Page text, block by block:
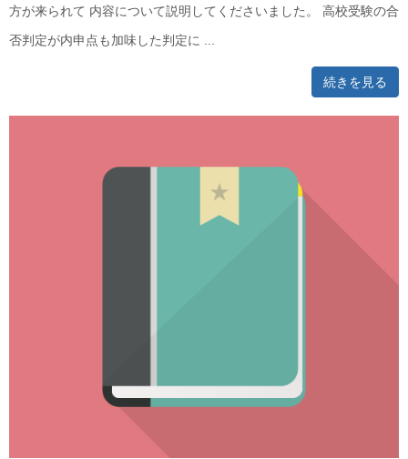
方が来られて 内容について説明してくださいました。 高校受験の合
否判定が内申点も加味した判定に ...
続きを見る